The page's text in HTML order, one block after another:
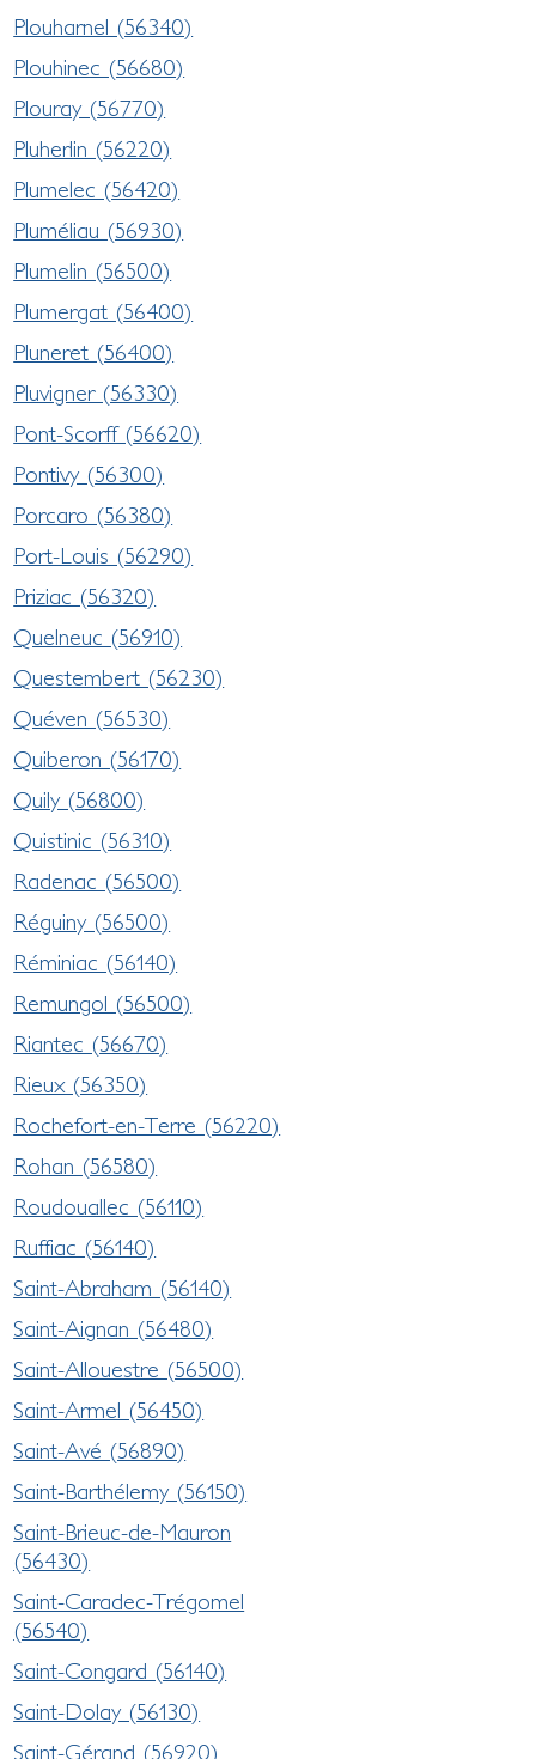
Plouharnel (56340)
Plouhinec (56680)
Plouray (56770)
Pluherlin (56220)
Plumelec (56420)
Pluméliau (56930)
Plumelin (56500)
Plumergat (56400)
Pluneret (56400)
Pluvigner (56330)
Pont-Scorff (56620)
Pontivy (56300)
Porcaro (56380)
Port-Louis (56290)
Priziac (56320)
Quelneuc (56910)
Questembert (56230)
Quéven (56530)
Quiberon (56170)
Quily (56800)
Quistinic (56310)
Radenac (56500)
Réguiny (56500)
Réminiac (56140)
Remungol (56500)
Riantec (56670)
Rieux (56350)
Rochefort-en-Terre (56220)
Rohan (56580)
Roudouallec (56110)
Ruffiac (56140)
Saint-Abraham (56140)
Saint-Aignan (56480)
Saint-Allouestre (56500)
Saint-Armel (56450)
Saint-Avé (56890)
Saint-Barthélemy (56150)
Saint-Brieuc-de-Mauron
(56430)
Saint-Caradec-Trégomel
(56540)
Saint-Congard (56140)
Saint-Dolay (56130)
Saint-Gérand (56920)